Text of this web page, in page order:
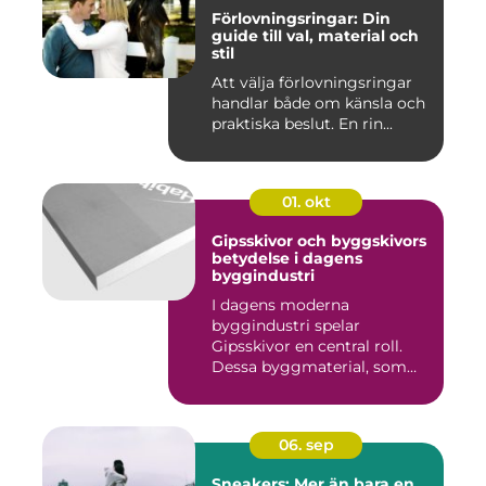
Förlovningsringar: Din
guide till val, material och
stil
Att välja förlovningsringar
handlar både om känsla och
praktiska beslut. En rin...
01. okt
Gipsskivor och byggskivors
betydelse i dagens
byggindustri
I dagens moderna
byggindustri spelar
Gipsskivor en central roll.
Dessa byggmaterial, som
06. sep